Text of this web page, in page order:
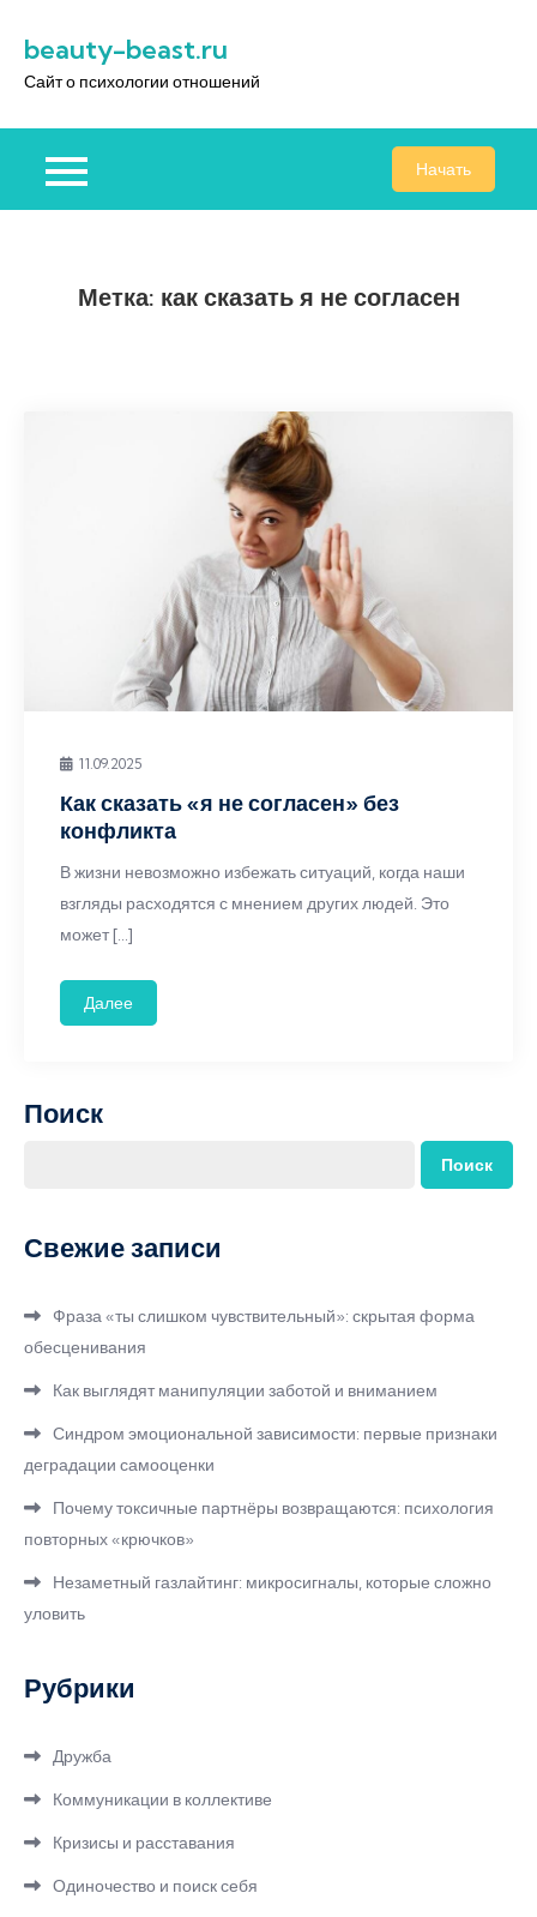
содержимому
beauty-beast.ru
Сайт о психологии отношений
Начать
Метка: как сказать я не согласен
11.09.2025
Как сказать «я не согласен» без
конфликта
В жизни невозможно избежать ситуаций, когда наши
взгляды расходятся с мнением других людей. Это
может […]
Далее
Поиск
Поиск
Свежие записи
Фраза «ты слишком чувствительный»: скрытая форма
обесценивания
Как выглядят манипуляции заботой и вниманием
Синдром эмоциональной зависимости: первые признаки
деградации самооценки
Почему токсичные партнёры возвращаются: психология
повторных «крючков»
Незаметный газлайтинг: микросигналы, которые сложно
уловить
Рубрики
Дружба
Коммуникации в коллективе
Кризисы и расставания
Одиночество и поиск себя